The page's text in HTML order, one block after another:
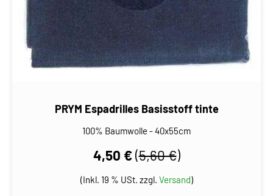
PRYM Espadrilles Basisstoff tinte
100% Baumwolle - 40x55cm
4,50 €(5,60 €)
(Inkl. 19 % USt. zzgl. Versand)